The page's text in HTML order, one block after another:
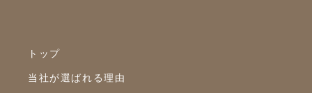
トップ
当社が選ばれる理由